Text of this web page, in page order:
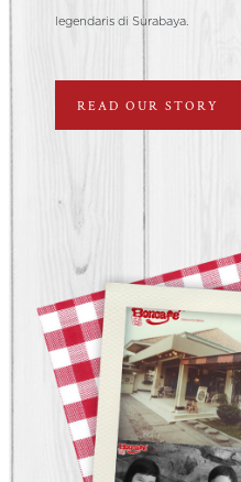
legendaris di Surabaya.
READ OUR STORY